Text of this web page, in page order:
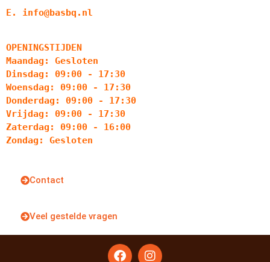
E. info@basbq.nl
OPENINGSTIJDEN
Maandag: Gesloten
Dinsdag: 09:00 - 17:30
Woensdag: 09:00 - 17:30
Donderdag: 09:00 - 17:30
Vrijdag: 09:00 - 17:30
Zaterdag: 09:00 - 16:00
Zondag: Gesloten
Contact
Veel gestelde vragen